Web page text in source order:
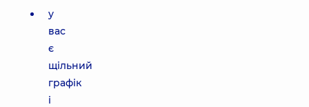
у
вас
є
щільний
графік
і